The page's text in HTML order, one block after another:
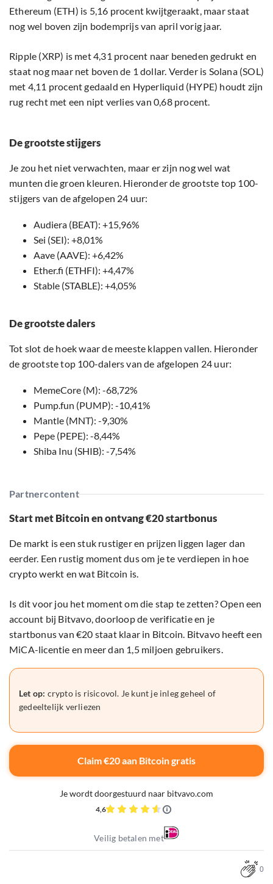
Ethereum (ETH) is 5,16 procent kwijtgeraakt, maar staat
nog wel boven zijn bodemprijs van april vorig jaar.
Ripple (XRP) is met 4,31 procent naar beneden gedrukt en
staat nog maar net boven de 1 dollar. Verder is Solana (SOL)
met 4,11 procent gedaald en Hyperliquid (HYPE) houdt zijn
rug recht met een nipt verlies van 0,68 procent.
De grootste stijgers
Je zou het niet verwachten, maar er zijn nog wel wat
munten die groen kleuren. Hieronder de grootste top 100-
stijgers van de afgelopen 24 uur:
Audiera (BEAT): +15,96%
Sei (SEI): +8,01%
Aave (AAVE): +6,42%
Ether.fi (ETHFI): +4,47%
Stable (STABLE): +4,05%
De grootste dalers
Tot slot de hoek waar de meeste klappen vallen. Hieronder
de grootste top 100-dalers van de afgelopen 24 uur:
MemeCore (M): -68,72%
Pump.fun (PUMP): -10,41%
Mantle (MNT): -9,30%
Pepe (PEPE): -8,44%
Shiba Inu (SHIB): -7,54%
Partnercontent
Start met Bitcoin en ontvang €20 startbonus
De markt is een stuk rustiger en prijzen liggen lager dan
eerder. Een rustig moment dus om je te verdiepen in hoe
crypto werkt en wat Bitcoin is.
Is dit voor jou het moment om die stap te zetten? Open een
account bij Bitvavo, doorloop de verificatie en je
startbonus van €20 staat klaar in Bitcoin. Bitvavo heeft een
MiCA-licentie en meer dan 1,5 miljoen gebruikers.
Let op: crypto is risicovol. Je kunt je inleg geheel of
gedeeltelijk verliezen
Claim €20 aan Bitcoin gratis
Je wordt doorgestuurd naar bitvavo.com
4,6
Veilig betalen met
0